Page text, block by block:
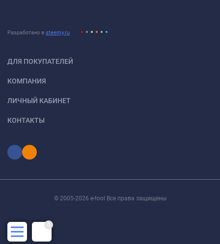
Разработано в steemy.ru
ДЛЯ ПОКУПАТЕЛЕЙ
КОМПАНИЯ
ЛИЧНЫЙ КАБИНЕТ
КОНТАКТЫ
© 2005-2026 e-tool Все права защищены
0